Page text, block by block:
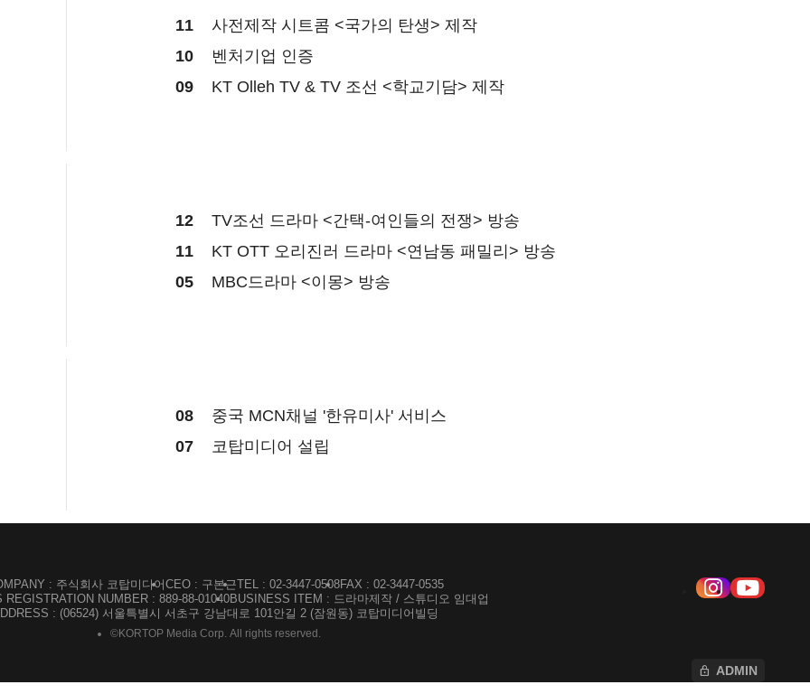
11
사전제작 시트콤 <국가의 탄생> 제작
10
벤처기업 인증
09
KT Olleh TV & TV 조선 <학교기담> 제작
12
TV조선 드라마 <간택-여인들의 전쟁> 방송
11
KT OTT 오리진러 드라마 <연남동 패밀리> 방송
05
MBC드라마 <이몽> 방송
08
중국 MCN채널 '한유미사' 서비스
07
코탑미디어 설립
: 주식회사 코탑미디어CEO : 구본근TEL : 02-3447-0508FAX : 02-3447-0535
REGISTRATION NUMBER : 889-88-01040BUSINESS ITEM : 드라마제작 / 스튜디오 임대업
: (06524) 서울특별시 서초구 강남대로 101안길 2 (잠원동) 코탑미디어빌딩
©KORTOP Media Corp. All rights reserved.
lock ADMIN